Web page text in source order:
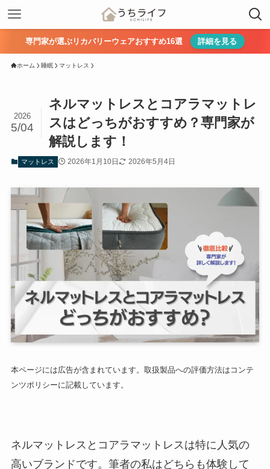
専門家が選ぶリカバリーウェアおすすめ16選 詳細を見る
ホーム 睡眠 マットレス
ネルマットレスとコアラマットレ
スはどっちがおすすめ？専門家が
解説します！
2026
5/04
マットレス 2026年1月10日 2026年5月4日
本ページには広告が含まれています。取扱製品への評価方法はコンテ
ンツポリシーに記載しています。
ネルマットレスとコアラマットレスは特に人気の
高いブランドです。筆者の私はどちらも体験して